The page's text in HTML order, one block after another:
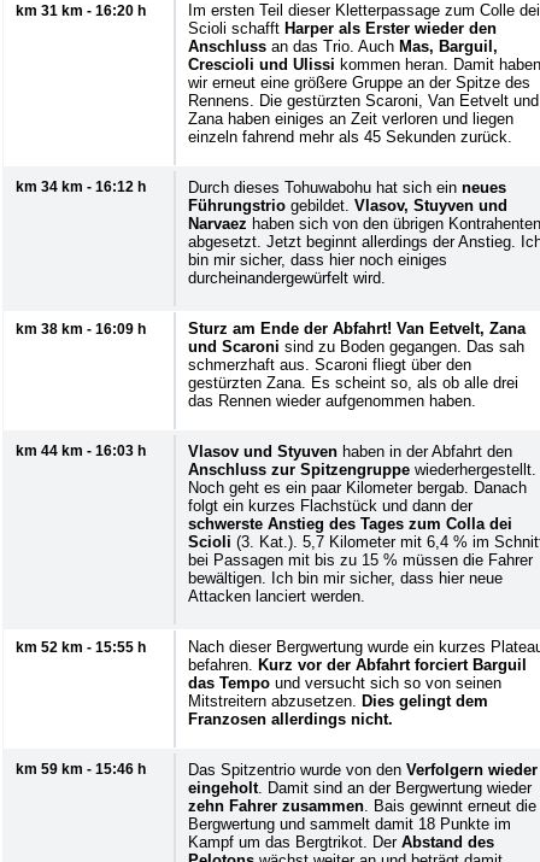
km 31 km - 16:20 h
Im ersten Teil dieser Kletterpassage zum Colle dei
Scioli schafft Harper als Erster wieder den
Anschluss an das Trio. Auch Mas, Barguil,
Crescioli und Ulissi kommen heran. Damit haben
wir erneut eine größere Gruppe an der Spitze des
Rennens. Die gestürzten Scaroni, Van Eetvelt und
Zana haben einiges an Zeit verloren und liegen
einzeln fahrend mehr als 45 Sekunden zurück.
km 34 km - 16:12 h Durch dieses Tohuwabohu hat sich ein neues
Führungstrio gebildet. Vlasov, Stuyven und
Narvaez haben sich von den übrigen Kontrahenten
abgesetzt. Jetzt beginnt allerdings der Anstieg.
bin mir sicher, dass hier noch einiges
durcheinandergewürfelt wird.
km 38 km - 16:09 h Sturz am Ende der Abfahrt! Van Eetvelt, Zana
und Scaroni sind zu Boden gegangen. Das sah
schmerzhaft aus. Scaroni fliegt über den
gestürzten Zana. Es scheint so, als ob alle drei
das Rennen wieder aufgenommen haben.
km 44 km - 16:03 h Vlasov und Styuven haben in der Abfahrt den
Anschluss zur Spitzengruppe wiederhergestellt.
Noch geht es ein paar Kilometer bergab. Danach
folgt ein kurzes Flachstück und dann der
schwerste Anstieg des Tages zum Colla dei
Scioli (3. Kat.). 5,7 Kilometer mit 6,4 % im
bei Passagen mit bis zu 15 % müssen die Fahrer
bewältigen. Ich bin mir sicher, dass hier neue
Attacken lanciert werden.
km 52 km - 15:55 h
Nach dieser Bergwertung wurde ein kurzes
befahren. Kurz vor der Abfahrt forciert Barguil
das Tempo und versucht sich so von seinen
Mitstreitern abzusetzen. Dies gelingt dem
Franzosen allerdings nicht.
km 59 km - 15:46 h Das Spitzentrio wurde von den Verfolgern wieder
eingeholt. Damit sind an der Bergwertung wieder
zehn Fahrer zusammen. Bais gewinnt erneut die
Bergwertung und sammelt damit 18 Punkte im
Kampf um das Bergtrikot. Der Abstand des